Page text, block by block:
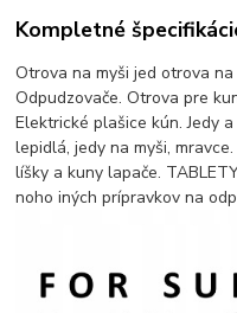
Kompletné
Otrova na myši jed otrova
Odpudzovače. Otrova pre
Elektrické plašice kún. Jedy
lepidlá, jedy na myši,
líšky a kuny lapače.
noho iných prípravkov na